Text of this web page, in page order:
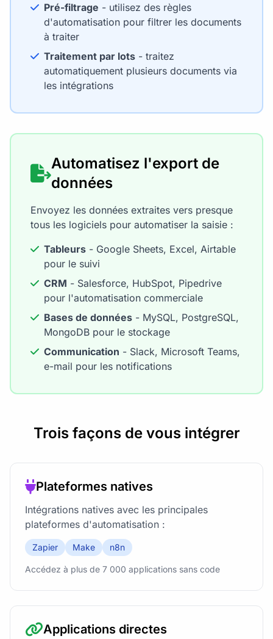
Pré-filtrage - utilisez des règles
d'automatisation pour filtrer les documents
à traiter
Traitement par lots - traitez
automatiquement plusieurs documents via
les intégrations
Automatisez l'export de
données
Envoyez les données extraites vers presque
tous les logiciels pour automatiser la saisie :
Tableurs - Google Sheets, Excel, Airtable
pour le suivi
CRM - Salesforce, HubSpot, Pipedrive
pour l'automatisation commerciale
Bases de données - MySQL, PostgreSQL,
MongoDB pour le stockage
Communication - Slack, Microsoft Teams,
e-mail pour les notifications
Trois façons de vous intégrer
Plateformes natives
Intégrations natives avec les principales
plateformes d'automatisation :
Zapier Make n8n
Accédez à plus de 7 000 applications sans code
Applications directes